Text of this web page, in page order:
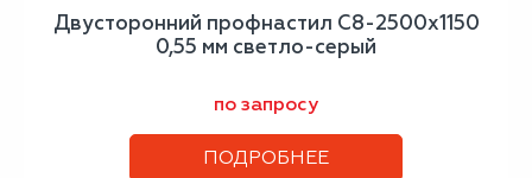
Двусторонний профнастил С8-2500х1150
0,55 мм светло-серый
по запросу
ПОДРОБНЕЕ